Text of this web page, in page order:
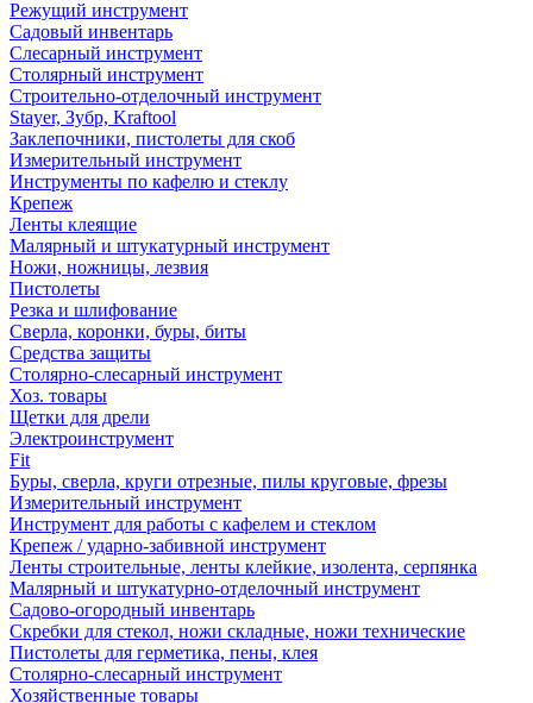
Режущий инструмент
Садовый инвентарь
Слесарный инструмент
Столярный инструмент
Строительно-отделочный инструмент
Stayer, Зубр, Kraftool
Заклепочники, пистолеты для скоб
Измерительный инструмент
Инструменты по кафелю и стеклу
Крепеж
Ленты клеящие
Малярный и штукатурный инструмент
Ножи, ножницы, лезвия
Пистолеты
Резка и шлифование
Сверла, коронки, буры, биты
Средства защиты
Столярно-слесарный инструмент
Хоз. товары
Щетки для дрели
Электроинструмент
Fit
Буры, сверла, круги отрезные, пилы круговые, фрезы
Измерительный инструмент
Инструмент для работы с кафелем и стеклом
Крепеж / ударно-забивной инструмент
Ленты строительные, ленты клейкие, изолента, серпянка
Малярный и штукатурно-отделочный инструмент
Садово-огородный инвентарь
Скребки для стекол, ножи складные, ножи технические
Пистолеты для герметика, пены, клея
Столярно-слесарный инструмент
Хозяйственные товары